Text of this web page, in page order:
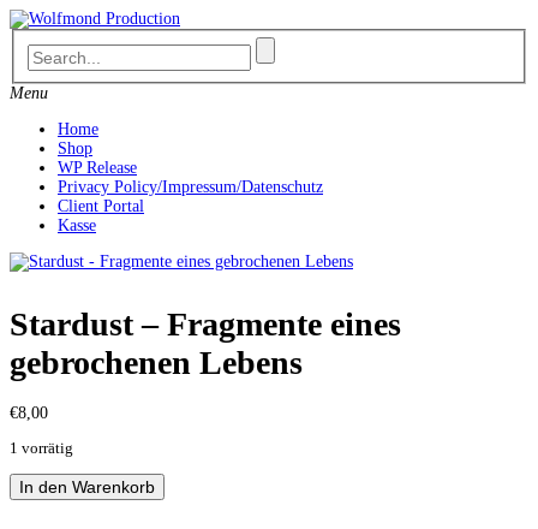
Skip
to
content
Menu
Home
Shop
WP Release
Privacy Policy/Impressum/Datenschutz
Client Portal
Kasse
Stardust – Fragmente eines
gebrochenen Lebens
€8,00
1 vorrätig
Stardust
-
In den Warenkorb